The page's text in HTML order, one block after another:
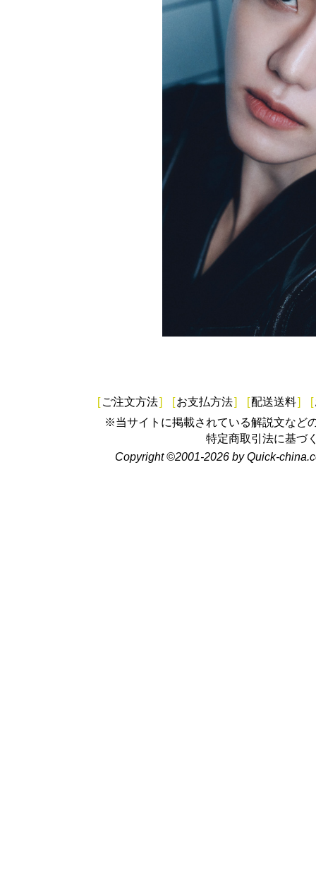
[ ご注文方法] [お支払方法] [配送送料] [
※当サイトに掲載されている解説文など
特定商取引法に基づ
Copyright ©2001-2026 by Quick-